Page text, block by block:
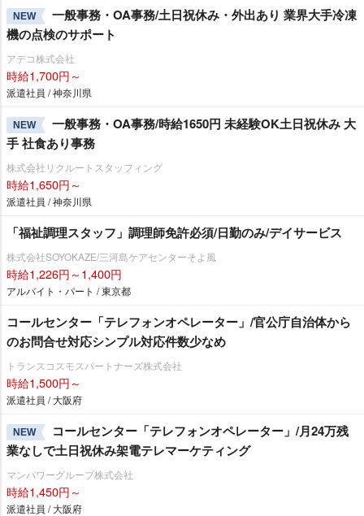
NEW
一般事務・OA事務/土日祝休み・外出あり 業界大手冷凍
機の点検のサポート
アデコ株式会社
時給1,700円～
派遣社員 / 神奈川県
NEW
一般事務・OA事務/時給1650円 未経験OK土日祝休み 大
手 社食あり事務
株式会社リクルートスタッフィング
時給1,650円～
派遣社員 / 神奈川県
「福祉調理スタッフ」調理師免許必須/日勤のみ/デイサービス
株式会社SOYOKAZE/三河島ケアセンターそよ風
時給1,226円～1,400円
アルバイト・パート / 東京都
コールセンター「テレフォンオペレーター」/官公庁自治体から
のお問合せ対応シンプル対応件数少なめ
トランスコスモスパートナーズ株式会社
時給1,500円～
派遣社員 / 大阪府
NEW
コールセンター「テレフォンオペレーター」/月24万残
業なしで土日祝休み架電テレマーケティング
マンパワーグループ株式会社
時給1,450円～
派遣社員 / 大阪府